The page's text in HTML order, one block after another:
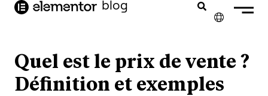
principal
blog
NEDERLANDS
Quel est le prix de vente ?
Définition et exemples